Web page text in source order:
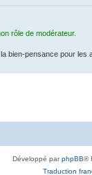
rôle de modérateur.
bien-pensance pour les
Développé parphpBB®
Traduction